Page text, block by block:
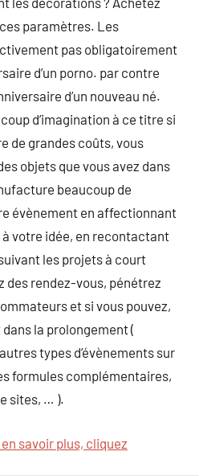
paramètres. Les
pas obligatoirement
d’un porno. par contre
d’un nouveau né.
d’imagination à ce titre si
de grandes coûts, vous
objets que vous avez dans
beaucoup de
évènement en affectionnant
votre idée, en recontactant
les projets à court
des rendez-vous, pénétrez
et si vous pouvez,
la prolongement (
types d’évènements sur
formules complémentaires,
sites, … ).
savoir plus, cliquez